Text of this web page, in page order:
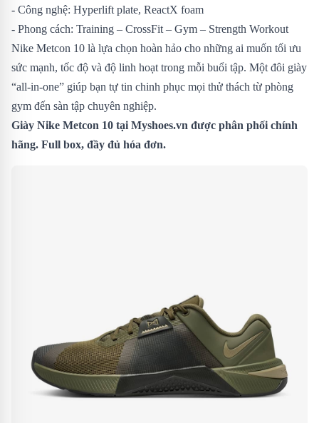
- Công nghệ: Hyperlift plate, ReactX foam
- Phong cách: Training – CrossFit – Gym – Strength Workout
Nike Metcon 10 là lựa chọn hoàn hảo cho những ai muốn tối ưu
sức mạnh, tốc độ và độ linh hoạt trong mỗi buổi tập. Một đôi giày
“all-in-one” giúp bạn tự tin chinh phục mọi thử thách từ phòng
gym đến sàn tập chuyên nghiệp.
Giày Nike Metcon 10 tại Myshoes.vn được phân phối chính
hãng. Full box, đầy đủ hóa đơn.